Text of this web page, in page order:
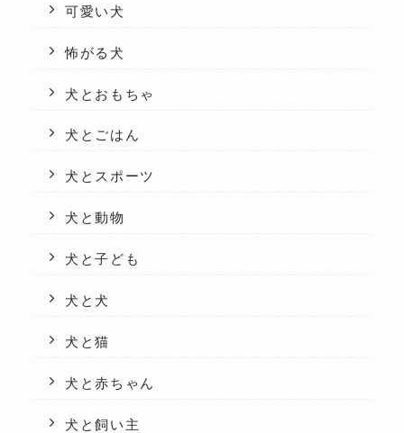
可愛い犬
怖がる犬
犬とおもちゃ
犬とごはん
犬とスポーツ
犬と動物
犬と子ども
犬と犬
犬と猫
犬と赤ちゃん
犬と飼い主